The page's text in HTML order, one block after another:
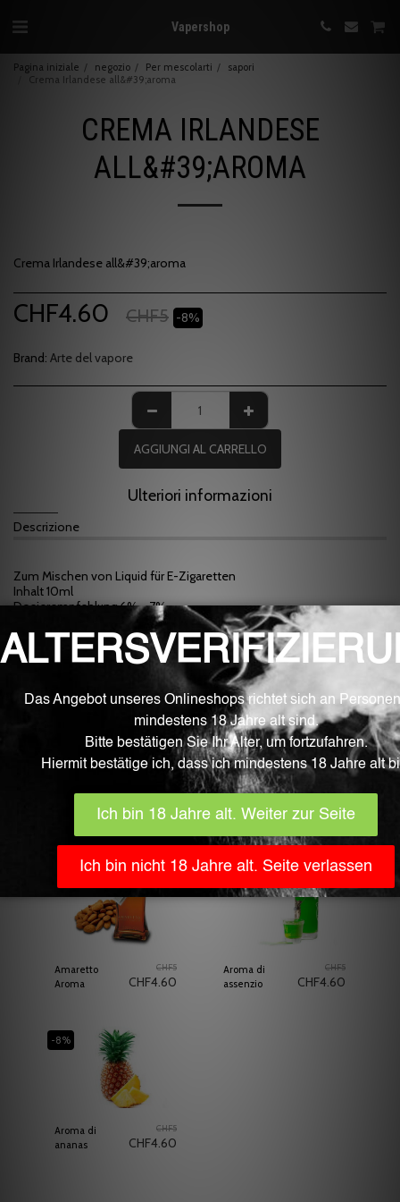
Vapershop
Pagina iniziale negozio Per mescolarti
sapori
Crema Irlandese all&#39;aroma
CREMA IRLANDESE
ALL&#39;AROMA
Crema Irlandese all&#39;aroma
CHF4.60 CHF5 -8%
Brand: Arte del vapore
AGGIUNGI AL CARRELLO
Ulteriori informazioni
Descrizione
Zum Mischen von Liquid für E-Zigaretten
Inhalt 10ml
Dosierempfehlung 6% - 7%
Inhaltstoffe: PG Propylenglykol(E1520), künstliche Aromen und
natürliche Aromen
HINWEIS: Viele Aromen entfalten ihren wahren Geschmack erst
nach 1-2 Wochen. Nach dieser Reifezeit schmecken die meisten
WARNUNG: Aromen sind nicht zum Verzehr oder purem Dampfen
geeignet. Bitte verwenden Sie diese Aromen ausschließlich zum
Mischen von Liquids für E-Zigaretten.
Prodotti Correlati
Amaretto
Aroma
CHF5
CHF4.60
Aroma di
assenzio
CHF5
CHF4.60
-8%
Aroma di
ananas
CHF5
CHF4.60